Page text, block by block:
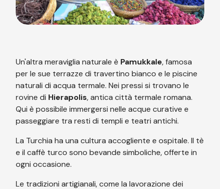
Un'altra meraviglia naturale è Pamukkale, famosa
per le sue terrazze di travertino bianco e le piscine
naturali di acqua termale. Nei pressi si trovano le
rovine di Hierapolis, antica città termale romana.
Qui è possibile immergersi nelle acque curative e
passeggiare tra resti di templi e teatri antichi.
La Turchia ha una cultura accogliente e ospitale. Il tè
e il caffè turco sono bevande simboliche, offerte in
ogni occasione.
Le tradizioni artigianali, come la lavorazione dei